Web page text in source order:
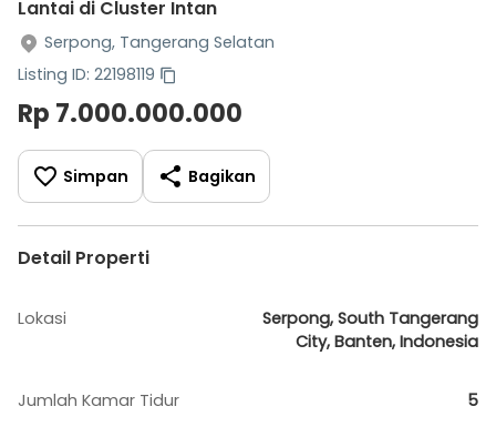
Lantai di Cluster Intan
Serpong, Tangerang Selatan
Listing ID: 22198119
Rp 7.000.000.000
Simpan Bagikan
Detail Properti
Lokasi
Serpong, South Tangerang
City, Banten, Indonesia
Jumlah Kamar Tidur 5